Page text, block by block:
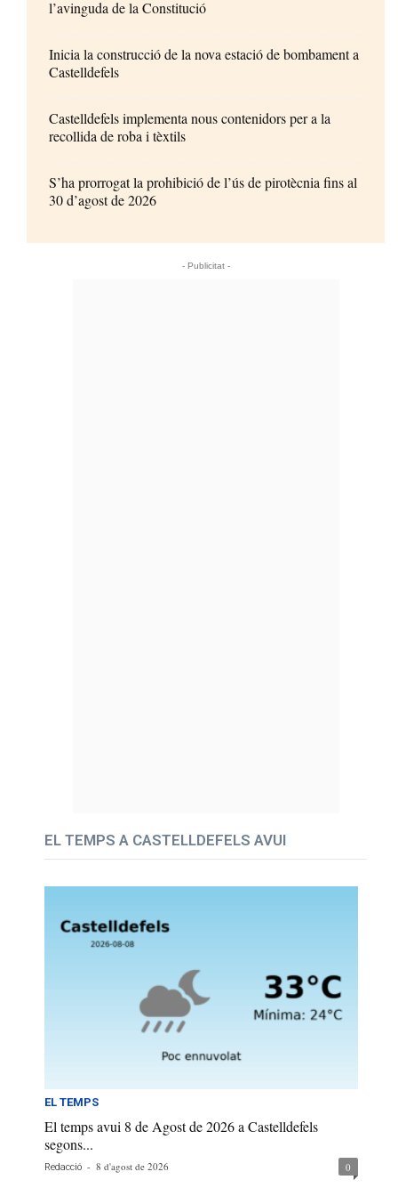
l’avinguda de la Constitució
Inicia la construcció de la nova estació de bombament a
Castelldefels
Castelldefels implementa nous contenidors per a la
recollida de roba i tèxtils
S’ha prorrogat la prohibició de l’ús de pirotècnia fins al
30 d’agost de 2026
- Publicitat -
EL TEMPS A CASTELLDEFELS AVUI
EL TEMPS
El temps avui 8 de Agost de 2026 a Castelldefels
segons...
Redacció - 8 d'agost de 2026 0